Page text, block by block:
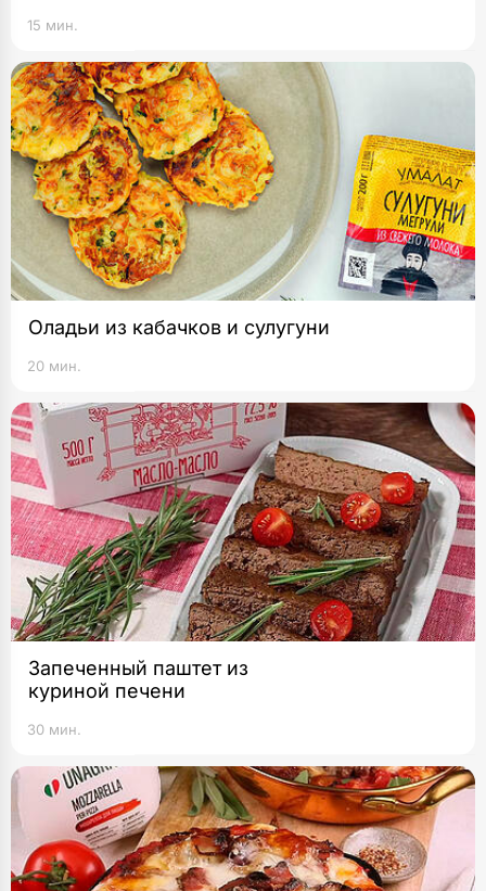
15 мин.
Оладьи из кабачков и сулугуни
20 мин.
Запеченный паштет из
куриной печени
30 мин.